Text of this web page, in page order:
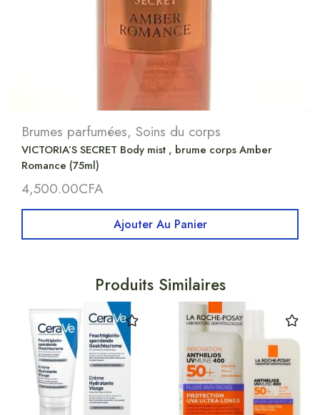
Brumes parfumées, Soins du corps
VICTORIA’S SECRET Body mist , brume corps Amber
Romance (75ml)
4,500.00CFA
Ajouter Au Panier
Produits Similaires